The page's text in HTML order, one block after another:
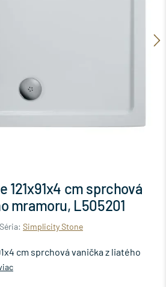
121x91x4 cm sprchová
mramoru, L505201
Séria: Simplicity Stone
cm sprchová vanička z liatého